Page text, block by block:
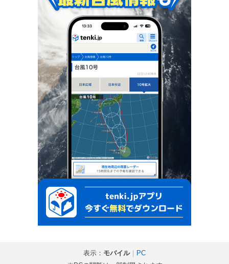
表示： モバイル｜ PC